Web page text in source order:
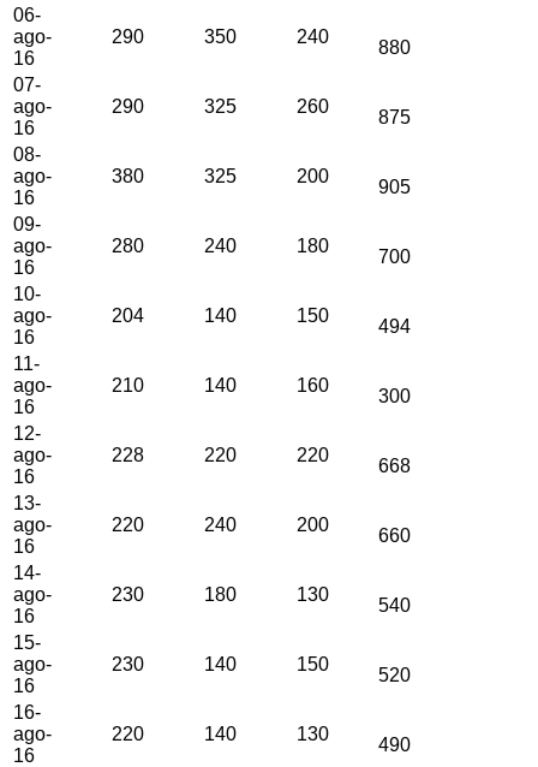
06-
ago-
16
290 350 240
880
07-
ago-
16
290 325 260
875
08-
ago-
16
380 325 200
905
09-
ago-
16
280 240 180
700
10-
ago-
16
204 140 150
494
11-
ago-
16
210 140 160
300
12-
ago-
16
228 220 220
668
13-
ago-
16
220 240 200
660
14-
ago-
16
230 180 130
540
15-
ago-
16
230 140 150
520
16-
ago-
16
220 140 130
490